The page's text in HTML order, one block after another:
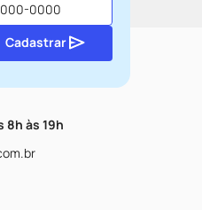
Cadastrar
8h às 19h